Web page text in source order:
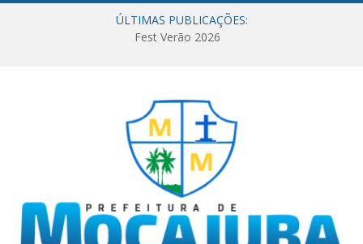
ÚLTIMAS PUBLICAÇÕES:
Fest Verão 2026